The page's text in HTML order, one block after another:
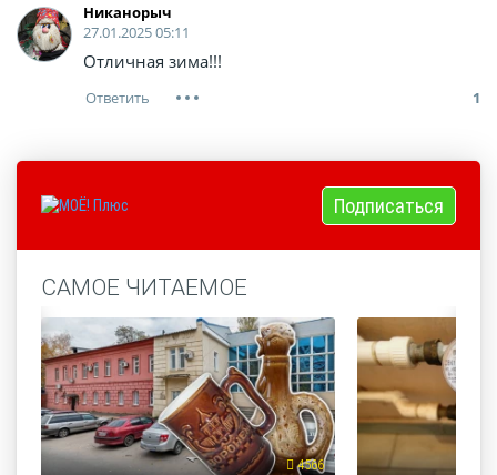
Никанорыч
27.01.2025 05:11
Отличная зима!!!
1
Подписаться
САМОЕ ЧИТАЕМОЕ
4566